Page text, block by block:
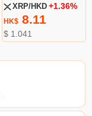
XRP/HKD +1.36%
HK$8.11
$ 1.041